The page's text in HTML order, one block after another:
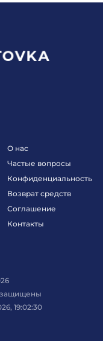
О нас
Частые вопросы
Конфиденциальность
Возврат средств
Соглашение
Контакты
защищены
19:02:30